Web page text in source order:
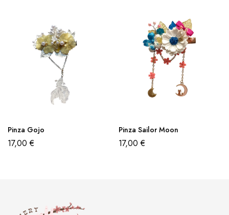
Pinza Gojo
17,00€
Pinza Sailor Moon
17,00€